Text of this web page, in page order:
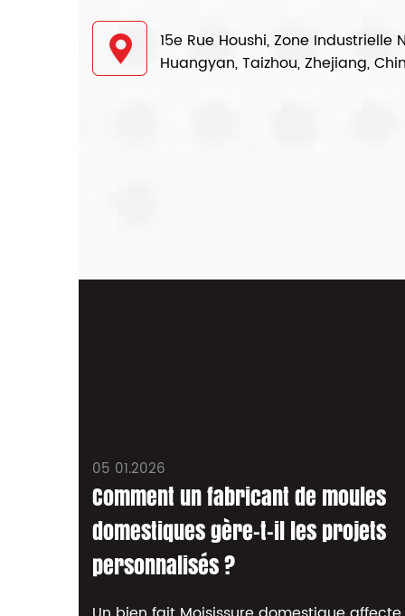
15e Rue Houshi, Zone Industrielle
Huangyan, Taizhou, Zhejiang,
05 01.2026
Comment un fabricant de moules
domestiques gère-t-il les projets
personnalisés ?